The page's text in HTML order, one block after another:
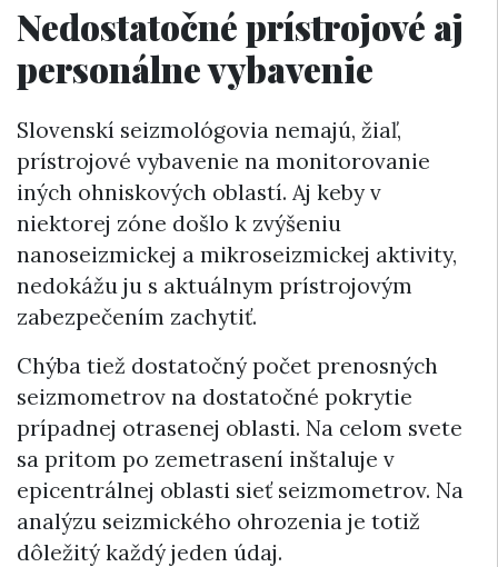
Nedostatočné prístrojové aj
personálne vybavenie
Slovenskí seizmológovia nemajú, žiaľ,
prístrojové vybavenie na monitorovanie
iných ohniskových oblastí. Aj keby v
niektorej zóne došlo k zvýšeniu
nanoseizmickej a mikroseizmickej aktivity,
nedokážu ju s aktuálnym prístrojovým
zabezpečením zachytiť.
Chýba tiež dostatočný počet prenosných
seizmometrov na dostatočné pokrytie
prípadnej otrasenej oblasti. Na celom svete
sa pritom po zemetrasení inštaluje v
epicentrálnej oblasti sieť seizmometrov. Na
analýzu seizmického ohrozenia je totiž
dôležitý každý jeden údaj.